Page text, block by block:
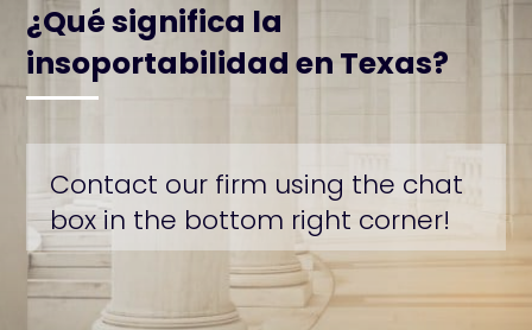
¿Qué significa la
insoportabilidad en Texas?
Contact our firm using the chat
box in the bottom right corner!